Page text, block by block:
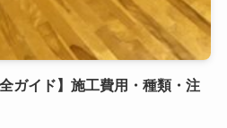
ガイド】施工費用・種類・注